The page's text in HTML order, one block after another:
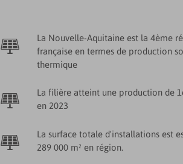
La Nouvelle-Aquitaine est la 4ème
française en termes de production
thermique
La filière atteint une production de
en 2023
La surface totale d'installations est
289 000 m² en région.